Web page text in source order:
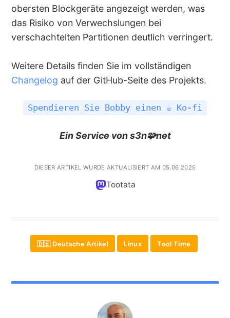
obersten Blockgeräte angezeigt werden, was
das Risiko von Verwechslungen bei
verschachtelten Partitionen deutlich verringert.
Weitere Details finden Sie im vollständigen
Changelog auf der GitHub-Seite des Projekts.
Spendieren Sie Bobby einen ☕ Ko-fi
Ein Service von s3n🧩net
DIESER ARTIKEL WURDE AKTUALISIERT AM 05.06.2025
Tootata
🇩🇪 Deutsche Artikel Linux Tool Time